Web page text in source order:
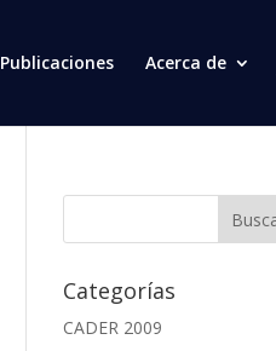
Publicaciones Acerca de
Categorías
CADER 2009